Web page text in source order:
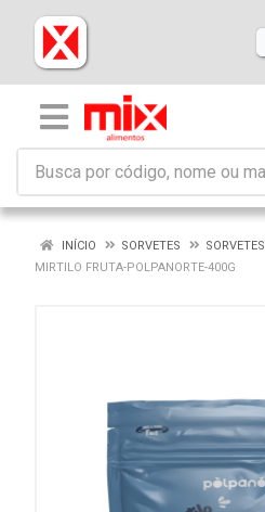
INÍCIO SORVETES
SORVETES
MIRTILO FRUTA-POLPANORTE-400G